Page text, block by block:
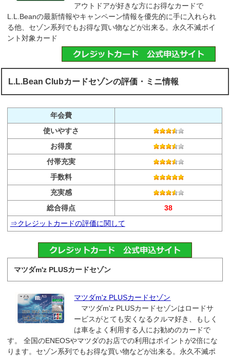
アウトドアが好きな方にお得なカードで
L.L.Beanの最新情報やキャンペーン情報を優先的に手に入れられ
る他、セゾン系列でもお得な買い物などが出来る。永久不滅ポイ
ント対象カード
L.L.Bean Clubカードセゾンの評価・ミニ情報
年会費
使いやすさ
お得度
付帯充実
手数料
充実感
総合得点
38
⇒クレジットカードの評価に関して
マツダm'z PLUSカードセゾン
マツダm'z PLUSカードセゾン
マツダm'z PLUSカードセゾンはロードサ
ービスがとても安くなるクルマ好き、もしく
は車をよく利用する人にお勧めのカードで
す。 全国のENEOSやマツダのお店での利用はポイントが2倍にな
ります。セゾン系列でもお得な買い物などが出来る。永久不滅ポ